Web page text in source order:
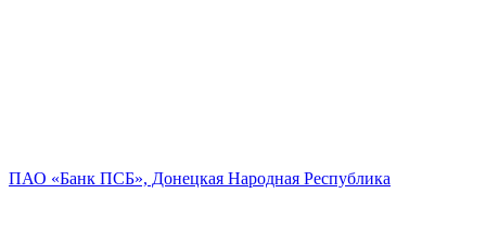
ПАО «Банк ПСБ», Донецкая Народная Республика